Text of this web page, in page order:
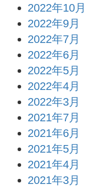
2022年10月
2022年9月
2022年7月
2022年6月
2022年5月
2022年4月
2022年3月
2021年7月
2021年6月
2021年5月
2021年4月
2021年3月